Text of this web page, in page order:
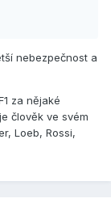
nebezpečnost a
za nějaké
člověk ve svém
Loeb, Rossi,